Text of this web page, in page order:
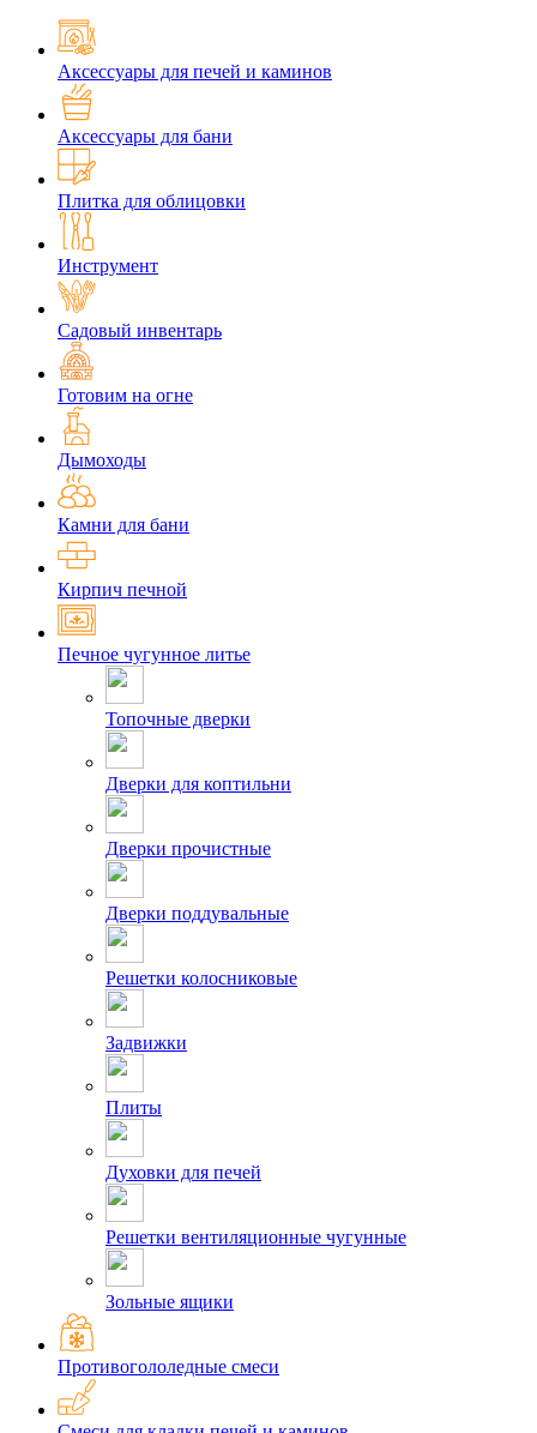
Аксессуары для печей и каминов
Аксессуары для бани
Плитка для облицовки
Инструмент
Садовый инвентарь
Готовим на огне
Дымоходы
Камни для бани
Кирпич печной
Печное чугунное литье
Топочные дверки
Дверки для коптильни
Дверки прочистные
Дверки поддувальные
Решетки колосниковые
Задвижки
Плиты
Духовки для печей
Решетки вентиляционные чугунные
Зольные ящики
Противогололедные смеси